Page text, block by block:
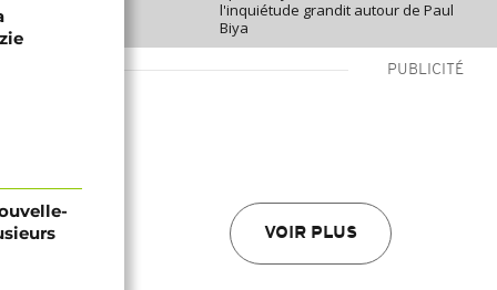
l'inquiétude grandit autour de Paul
Biya
PUBLICITÉ
VOIR PLUS